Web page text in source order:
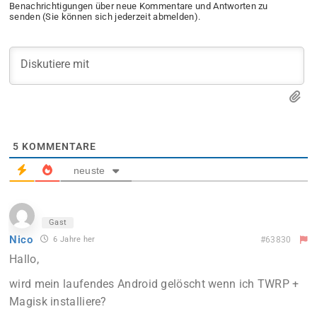
Benachrichtigungen über neue Kommentare und Antworten zu
senden (Sie können sich jederzeit abmelden).
5 KOMMENTARE
neuste
Gast
Nico 6 Jahre her #63830
Hallo,
wird mein laufendes Android gelöscht wenn ich TWRP +
Magisk installiere?